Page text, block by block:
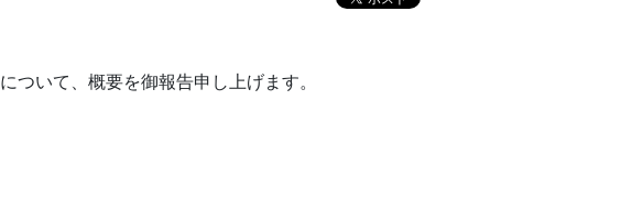
いて、概要を御報告申し上げます。